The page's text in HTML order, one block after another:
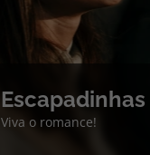
Viva o romance!